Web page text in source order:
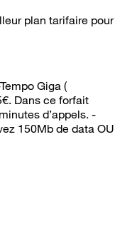
plan tarifaire pour
Giga (
Dans ce forfait
d’appels. -
150Mb de data OU